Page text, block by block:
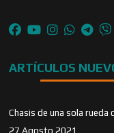
ARTÍCULOS
Chasis de una sola
27 Agosto 2021